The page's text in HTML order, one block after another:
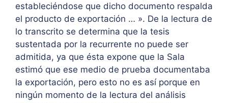
estableciéndose que dicho documento respalda
el producto de exportación … ». De la lectura de
lo transcrito se determina que la tesis
sustentada por la recurrente no puede ser
admitida, ya que ésta expone que la Sala
estimó que ese medio de prueba documentaba
la exportación, pero esto no es así porque en
ningún momento de la lectura del análisis